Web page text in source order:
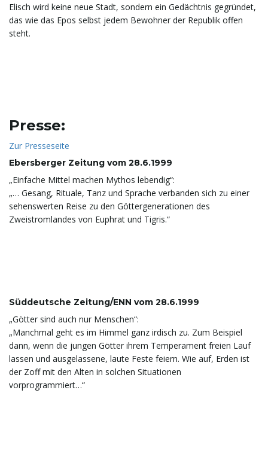
Elisch wird keine neue Stadt, sondern ein Gedächtnis gegründet,
das wie das Epos selbst jedem Bewohner der Republik offen
steht.
Presse:
Zur Presseseite
Ebersberger Zeitung vom 28.6.1999
„Einfache Mittel machen Mythos lebendig“:
„… Gesang, Rituale, Tanz und Sprache verbanden sich zu einer
sehenswerten Reise zu den Göttergenerationen des
Zweistromlandes von Euphrat und Tigris.“
Süddeutsche Zeitung/ENN vom 28.6.1999
„Götter sind auch nur Menschen“:
„Manchmal geht es im Himmel ganz irdisch zu. Zum Beispiel
dann, wenn die jungen Götter ihrem Temperament freien Lauf
lassen und ausgelassene, laute Feste feiern. Wie auf, Erden ist
der Zoff mit den Alten in solchen Situationen
vorprogrammiert…“